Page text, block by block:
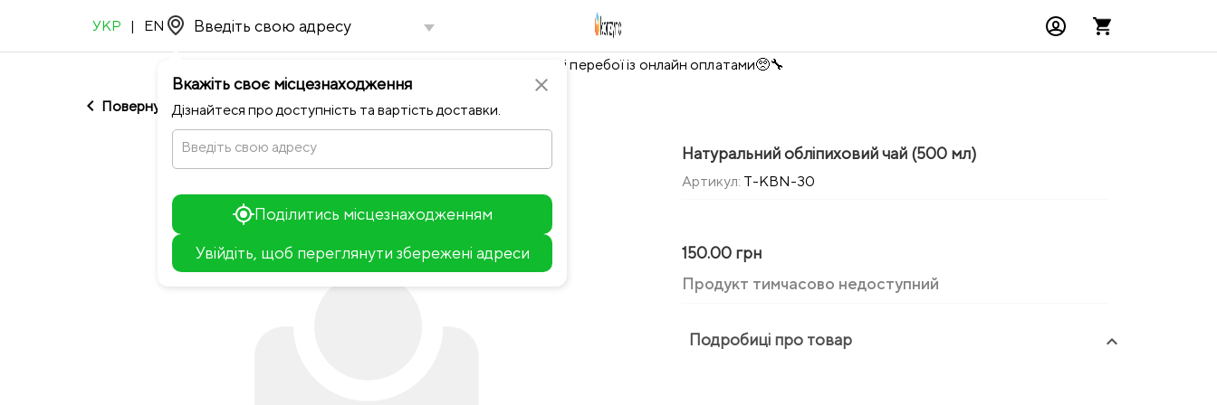
УКР | EN
close
Вкажіть своє місцезнаходження
Дізнайтеся про доступність та вартість доставки.
Введіть свою адресу
Поділитись місцезнаходженням
Увійдіть, щоб переглянути збережені адреси
Тимчасово можливі перебої із онлайн оплатами🥺🔧
chevron_left Повернутися до Кабінет 56
Натуральний обліпиховий чай (500 мл)
Артикул: T-KBN-30
150.00 грн
Продукт тимчасово недоступний
Подробиці про товар keyboard_arrow_up